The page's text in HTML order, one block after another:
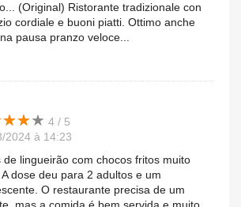
(Original) Ristorante tradizionale con
cordiale e buoni piatti. Ottimo anche
pausa pranzo veloce...
★★★
★★★ 4 / 5
2024 à 14:23
de lingueirão com chocos fritos muito
A dose deu para 2 adultos e um
O restaurante precisa de um